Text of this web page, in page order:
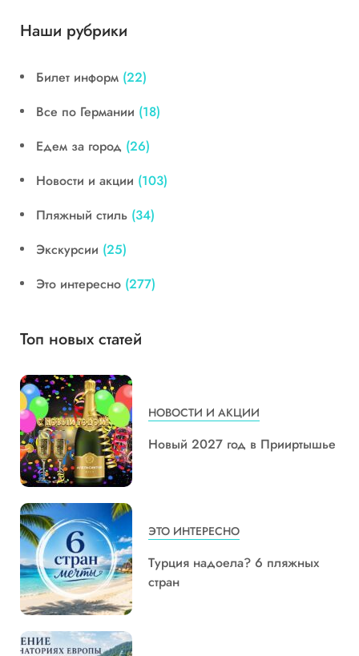
Наши рубрики
Билет информ (22)
Все по Германии (18)
Едем за город (26)
Новости и акции (103)
Пляжный стиль (34)
Экскурсии (25)
Это интересно (277)
Топ новых статей
НОВОСТИ И АКЦИИ
Новый 2027 год в Прииртышье
ЭТО ИНТЕРЕСНО
Турция надоела? 6 пляжных
стран